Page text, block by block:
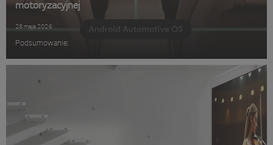
motoryzacyjnej
28 maja 2026
Podsumowanie: